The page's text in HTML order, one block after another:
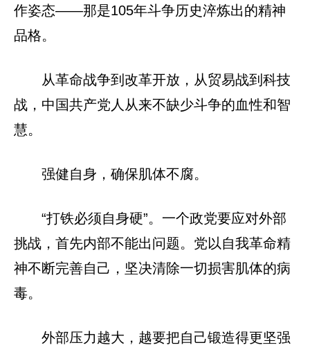
作姿态——那是105年斗争历史淬炼出的精神
品格。
从革命战争到改革开放，从贸易战到科技
战，中国共产党人从来不缺少斗争的血性和智
慧。
强健自身，确保肌体不腐。
“打铁必须自身硬”。一个政党要应对外部
挑战，首先内部不能出问题。党以自我革命精
神不断完善自己，坚决清除一切损害肌体的病
毒。
外部压力越大，越要把自己锻造得更坚强